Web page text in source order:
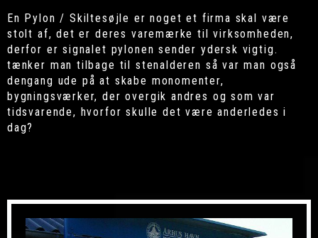
En Pylon / Skiltesøjle er noget et firma skal være
stolt af, det er deres varemærke til virksomheden,
derfor er signalet pylonen sender ydersk vigtig.
tænker man tilbage til stenalderen så var man også
dengang ude på at skabe monomenter,
bygningsværker, der overgik andres og som var
tidsvarende, hvorfor skulle det være anderledes i
dag?